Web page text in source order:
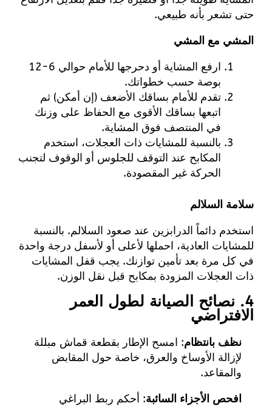
حتى تشعر بأنه طبيعي.
المشي مع المشي
ارفع المشاية أو دحرجها للأمام حوالي 6-12
بوصة حسب خطواتك.
تقدم للأمام بساقك الأضعف (إن أمكن) ثم
اتبعها بساقك الأقوى مع الحفاظ على وزنك
في المنتصف فوق المشاية.
بالنسبة للمشايات ذات العجلات، استخدم
المكابح عند التوقف للجلوس أو الوقوف لتجنب
الحركة غير المقصودة.
سلامة السلالم
استخدم دائماً الدرابزين عند صعود السلالم. بالنسبة
للمشايات العادية، احملها لأعلى أو لأسفل درجة واحدة
في كل مرة بعد تأمين توازنك. يجب قفل المشايات
ذات العجلات المزودة بمكابح قبل نقل الوزن.
4. نصائح الصيانة لطول العمر
الافتراضي
نظف بانتظام: امسح الإطار بقطعة قماش مبللة
لإزالة الأوساخ والعرق، خاصة حول المقابض
والمقاعد.
افحص الأجزاء السائبة: أحكم ربط البراغي